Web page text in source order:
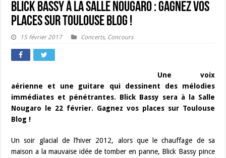
Blick Bassy à la Salle Nougaro : Gagnez vos
places sur Toulouse Blog !
15 février 2017 Concerts, Concours
Une voix
aérienne et une guitare qui dessinent des mélodies
immédiates et pénétrantes. Blick Bassy sera à la Salle
Nougaro le 22 février. Gagnez vos places sur Toulouse
Blog !
Un soir glacial de l’hiver 2012, alors que le chauffage de sa
maison a la mauvaise idée de tomber en panne, Blick Bassy pince